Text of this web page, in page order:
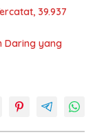
39.937
Daring yang